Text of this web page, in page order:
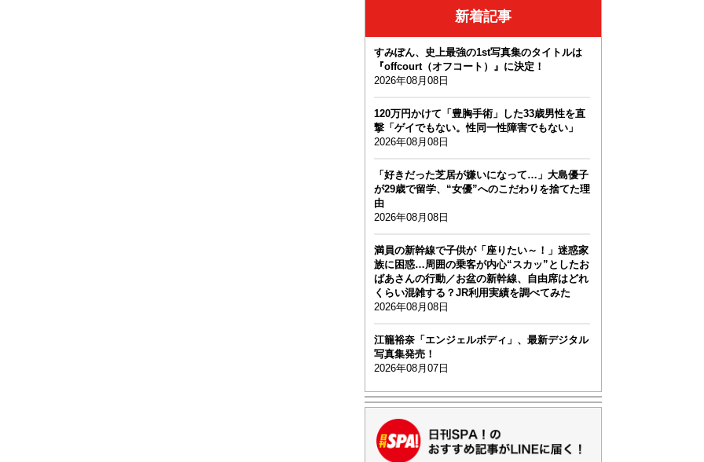
新着記事
すみぽん、史上最強の1st写真集のタイトルは
『offcourt（オフコート）』に決定！
2026年08月08日
120万円かけて「豊胸手術」した33歳男性を直
撃「ゲイでもない。性同一性障害でもない」
2026年08月08日
「好きだった芝居が嫌いになって…」大島優子
が29歳で留学、“女優”へのこだわりを捨てた理
由
2026年08月08日
満員の新幹線で子供が「座りたい～！」迷惑家
族に困惑…周囲の乗客が内心“スカッ”としたお
ばあさんの行動／お盆の新幹線、自由席はどれ
くらい混雑する？JR利用実績を調べてみた
2026年08月08日
江籠裕奈「エンジェルボディ」、最新デジタル
写真集発売！
2026年08月07日